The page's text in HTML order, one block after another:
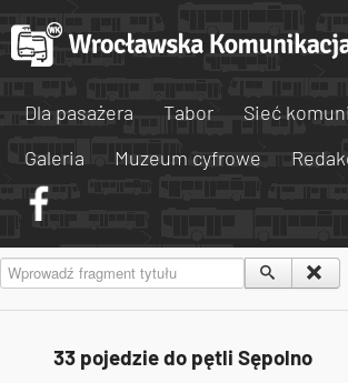
Dla pasażera Tabor
Sieć
Galeria
Muzeum cyfrowe
Wprowadź fragment tytułu
33 pojedzie do pętli Sępolno